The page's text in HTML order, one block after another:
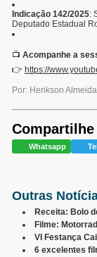
Indicação 142/2025:
Deputado Estadual
📺 Acompanhe a
👉 https://
Por: Herikson Almeida
Whatsapp
Outras
Receita: Bolo
Filme:
VI Festança
6 excelentes